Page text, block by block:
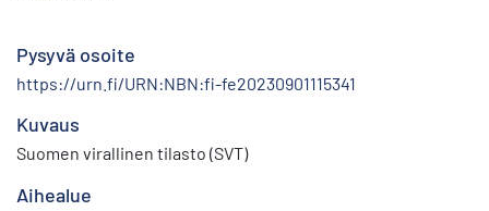
Pysyvä osoite
https://urn.fi/URN:NBN:fi-fe20230901115341
Kuvaus
Suomen virallinen tilasto (SVT)
Aihealue